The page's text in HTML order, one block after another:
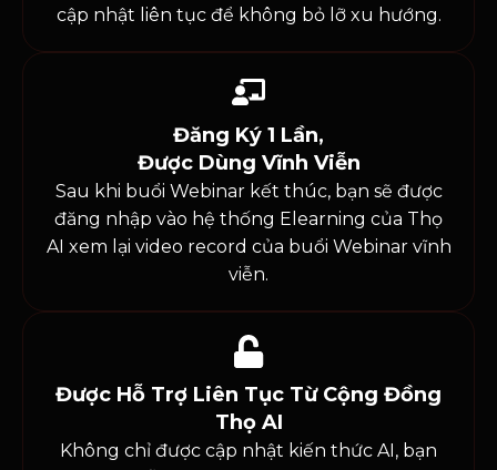
cập nhật liên tục để không bỏ lỡ xu hướng.
Đăng Ký 1 Lần,
Được Dùng Vĩnh Viễn
Sau khi buổi Webinar kết thúc, bạn sẽ được
đăng nhập vào hệ thống Elearning của Thọ
AI xem lại video record của buổi Webinar vĩnh
viễn.
Được Hỗ Trợ Liên Tục Từ Cộng Đồng
Thọ AI
Không chỉ được cập nhật kiến thức AI, bạn